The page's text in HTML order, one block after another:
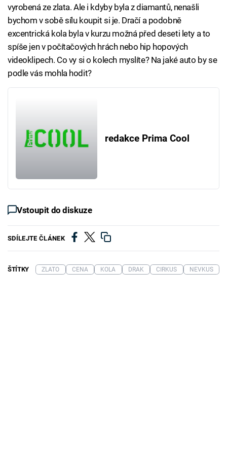
vyrobená ze zlata. Ale i kdyby byla z diamantů, nenašli
bychom v sobě sílu koupit si je. Dračí a podobně
excentrická kola byla v kurzu možná před deseti lety a to
spíše jen v počítačových hrách nebo hip hopových
videoklipech. Co vy si o kolech myslíte? Na jaké auto by se
podle vás mohla hodit?
redakce Prima Cool
Vstoupit do diskuze
SDÍLEJTE ČLÁNEK
ŠTÍTKY ZLATO CENA KOLA DRAK CIRKUS NEVKUS